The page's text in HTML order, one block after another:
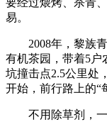
易。
2008年，黎族青
有机茶园，带着5户
坑撞击点2.5公里处
开始，前行路上的“
不用除草剂，一